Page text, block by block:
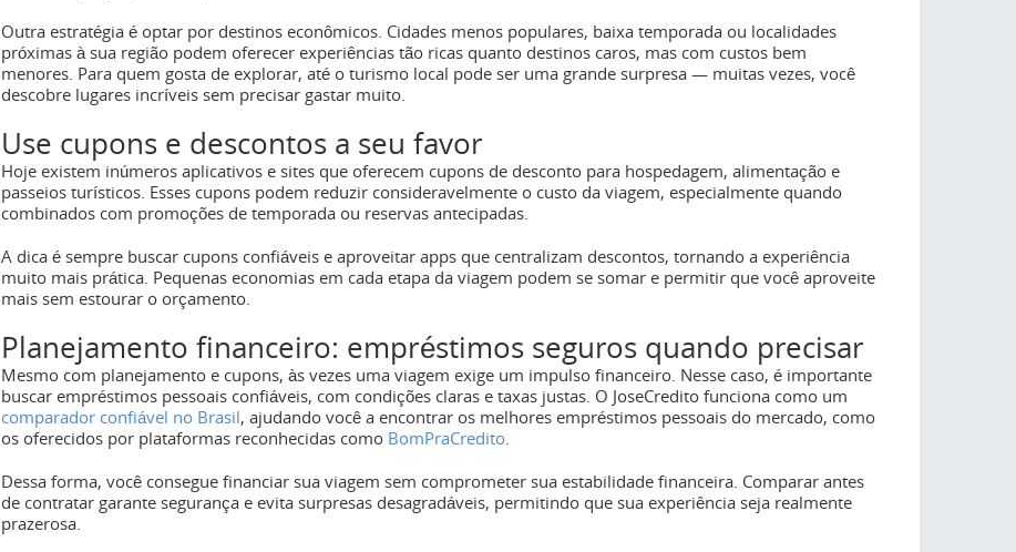
Outra estratégia é optar por destinos econômicos. Cidades menos populares, baixa temporada ou localidades
próximas à sua região podem oferecer experiências tão ricas quanto destinos caros, mas com custos bem
menores. Para quem gosta de explorar, até o turismo local pode ser uma grande surpresa — muitas vezes, você
descobre lugares incríveis sem precisar gastar muito.
Use cupons e descontos a seu favor
Hoje existem inúmeros aplicativos e sites que oferecem cupons de desconto para hospedagem, alimentação e
passeios turísticos. Esses cupons podem reduzir consideravelmente o custo da viagem, especialmente quando
combinados com promoções de temporada ou reservas antecipadas.
A dica é sempre buscar cupons confiáveis e aproveitar apps que centralizam descontos, tornando a experiência
muito mais prática. Pequenas economias em cada etapa da viagem podem se somar e permitir que você aproveite
mais sem estourar o orçamento.
Planejamento financeiro: empréstimos seguros quando precisar
Mesmo com planejamento e cupons, às vezes uma viagem exige um impulso financeiro. Nesse caso, é importante
buscar empréstimos pessoais confiáveis, com condições claras e taxas justas. O JoseCredito funciona como um
comparador confiável no Brasil, ajudando você a encontrar os melhores empréstimos pessoais do mercado, como
os oferecidos por plataformas reconhecidas como BomPraCredito.
Dessa forma, você consegue financiar sua viagem sem comprometer sua estabilidade financeira. Comparar antes
de contratar garante segurança e evita surpresas desagradáveis, permitindo que sua experiência seja realmente
prazerosa.